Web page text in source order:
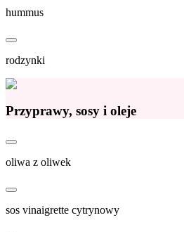
hummus
rodzynki
Przyprawy, sosy i oleje
oliwa z oliwek
sos vinaigrette cytrynowy